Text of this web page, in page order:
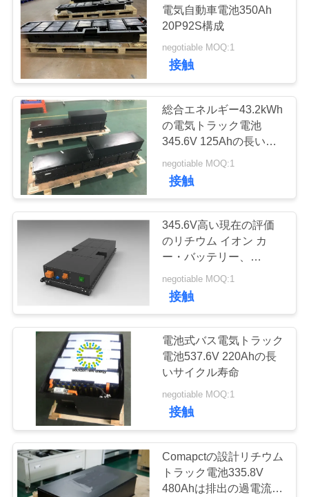
lifepo4 リチウム電
池
35
電池の陰極材料
電気自動車電池350Ah
20P92S構成
negotiable MOQ:1
接触
総合エネルギー43.2kWh
の電気トラック電池
345.6V 125Ahの長い耐
用年数
negotiable MOQ:1
接触
345.6V高い現在の評価
のリチウム イオン カ
ー・バッテリー、
Lifepo4 EV電池のパック
の自然な冷却
negotiable MOQ:1
接触
電池式バス電気トラック
電池537.6V 220Ahの長
いサイクル寿命
negotiable MOQ:1
接触
Comapctの設計リチウム
トラック電池335.8V
480Ahは排出の過電流